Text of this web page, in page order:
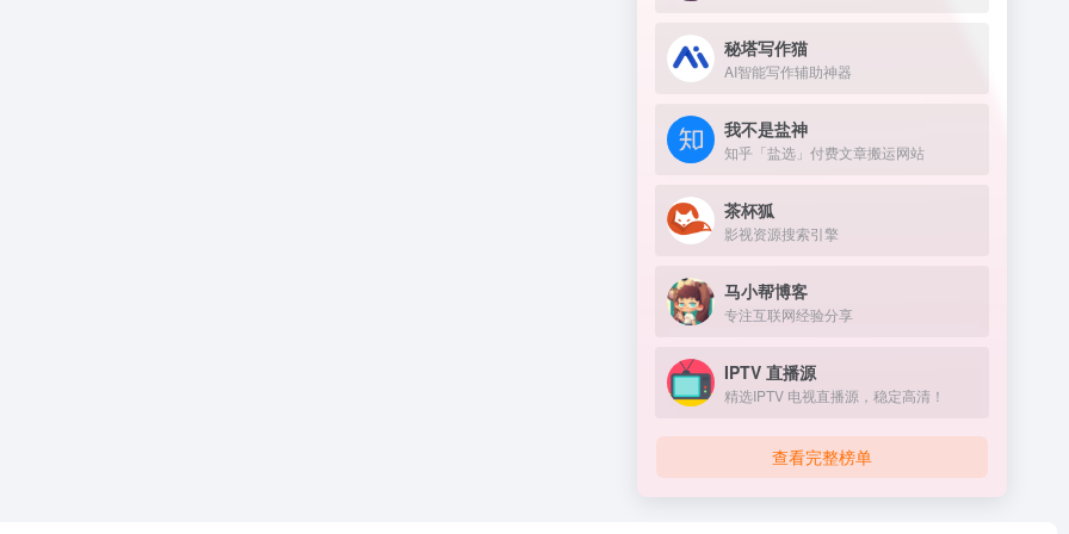
秘塔写作猫
AI智能写作辅助神器
我不是盐神
知乎「盐选」付费文章搬运网站
茶杯狐
影视资源搜索引擎
马小帮博客
专注互联网经验分享
IPTV 直播源
精选IPTV 电视直播源，稳定高清！
查看完整榜单